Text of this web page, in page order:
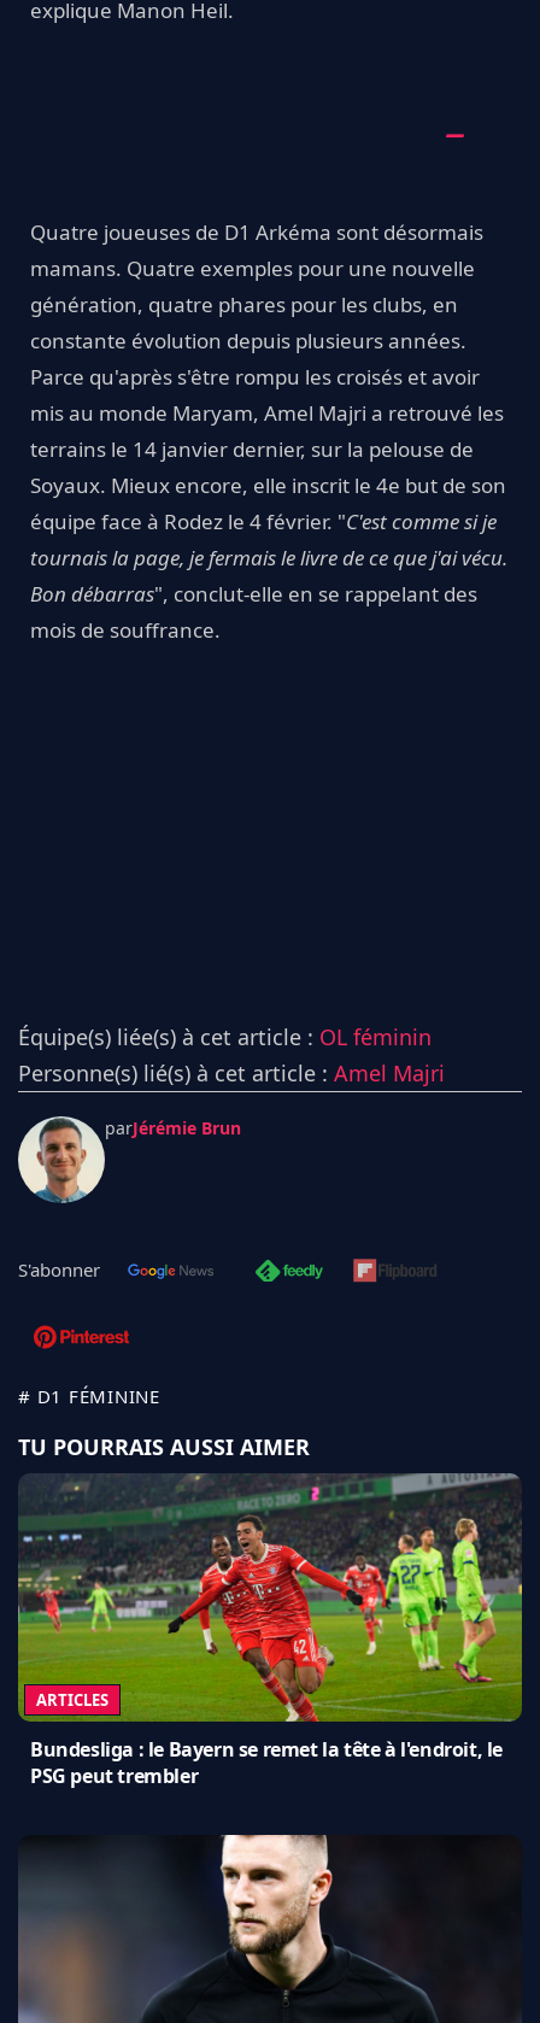
explique Manon Heil.
Quatre joueuses de D1 Arkéma sont désormais
mamans. Quatre exemples pour une nouvelle
génération, quatre phares pour les clubs, en
constante évolution depuis plusieurs années.
Parce qu'après s'être rompu les croisés et avoir
mis au monde Maryam, Amel Majri a retrouvé les
terrains le 14 janvier dernier, sur la pelouse de
Soyaux. Mieux encore, elle inscrit le 4e but de son
équipe face à Rodez le 4 février. "C'est comme si je
tournais la page, je fermais le livre de ce que j'ai vécu.
Bon débarras", conclut-elle en se rappelant des
mois de souffrance.
Équipe(s) liée(s) à cet article : OL féminin
Personne(s) lié(s) à cet article : Amel Majri
parJérémie Brun
S'abonner
# D1 FÉMININE
TU POURRAIS AUSSI AIMER
ARTICLES
Bundesliga : le Bayern se remet la tête à l'endroit, le
PSG peut trembler